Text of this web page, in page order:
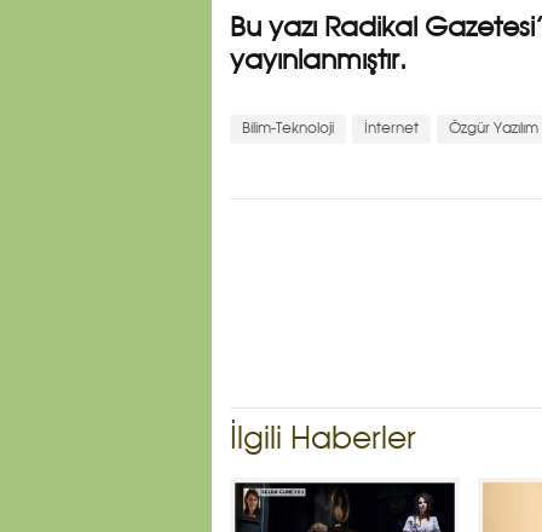
Bu yazı Radikal
yayınlanmıştır.
Bilim-Teknoloji İnternet Özgür Yazılım
İlgili Haberler